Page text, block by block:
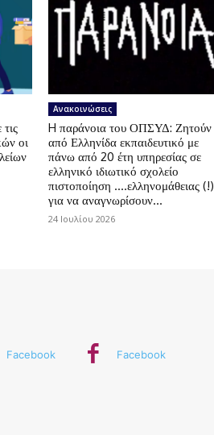
οι
Ανακοινώσεις
H παράνοια του ΟΠΣΥΔ: Ζητούν
από Ελληνίδα εκπαιδευτικό με
πάνω από 20 έτη υπηρεσίας σε
ελληνικό ιδιωτικό σχολείο
πιστοποίηση ….ελληνομάθειας (!)
για να αναγνωρίσουν...
24 Ιουλίου 2026
Facebook Facebook